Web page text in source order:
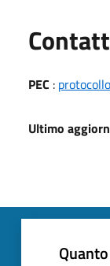
PEC :
Ultimo